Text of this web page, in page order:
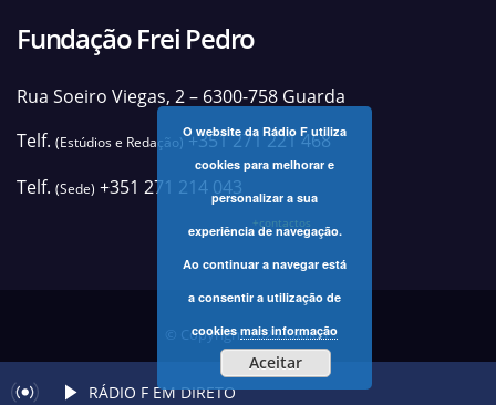
Fundação Frei Pedro
Rua Soeiro Viegas, 2 – 6300-758 Guarda
Telf. (Estúdios e Redação)+351 271 221 468
Telf. (Sede) +351 271 214 043
+contactos
© Copyright 2025 Rádio F
O website da Rádio F utiliza
cookies para melhorar e
personalizar a sua
experiência de navegação.
Ao continuar a navegar está
a consentir a utilização de
cookiesmais informação
Aceitar
RÁDIO F EM DIRETO